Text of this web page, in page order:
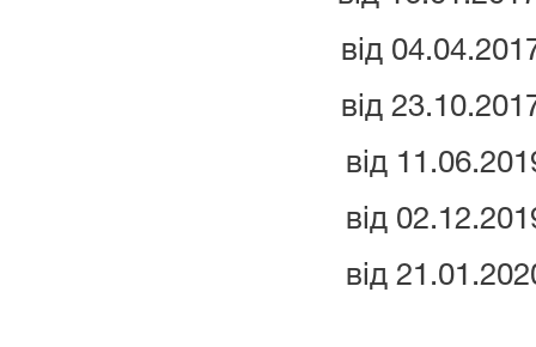
від
від
від
від
від